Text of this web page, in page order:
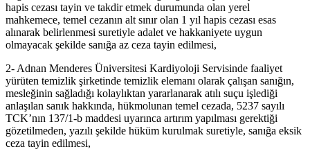
hapis cezası tayin ve takdir etmek durumunda olan yerel
mahkemece, temel cezanın alt sınır olan 1 yıl hapis cezası esas
alınarak belirlenmesi suretiyle adalet ve hakkaniyete uygun
olmayacak şekilde sanığa az ceza tayin edilmesi,
2- Adnan Menderes Üniversitesi Kardiyoloji Servisinde faaliyet
yürüten temizlik şirketinde temizlik elemanı olarak çalışan sanığın,
mesleğinin sağladığı kolaylıktan yararlanarak atılı suçu işlediği
anlaşılan sanık hakkında, hükmolunan temel cezada, 5237 sayılı
TCK’nın 137/1-b maddesi uyarınca artırım yapılması gerektiği
gözetilmeden, yazılı şekilde hüküm kurulmak suretiyle, sanığa eksik
ceza tayin edilmesi,